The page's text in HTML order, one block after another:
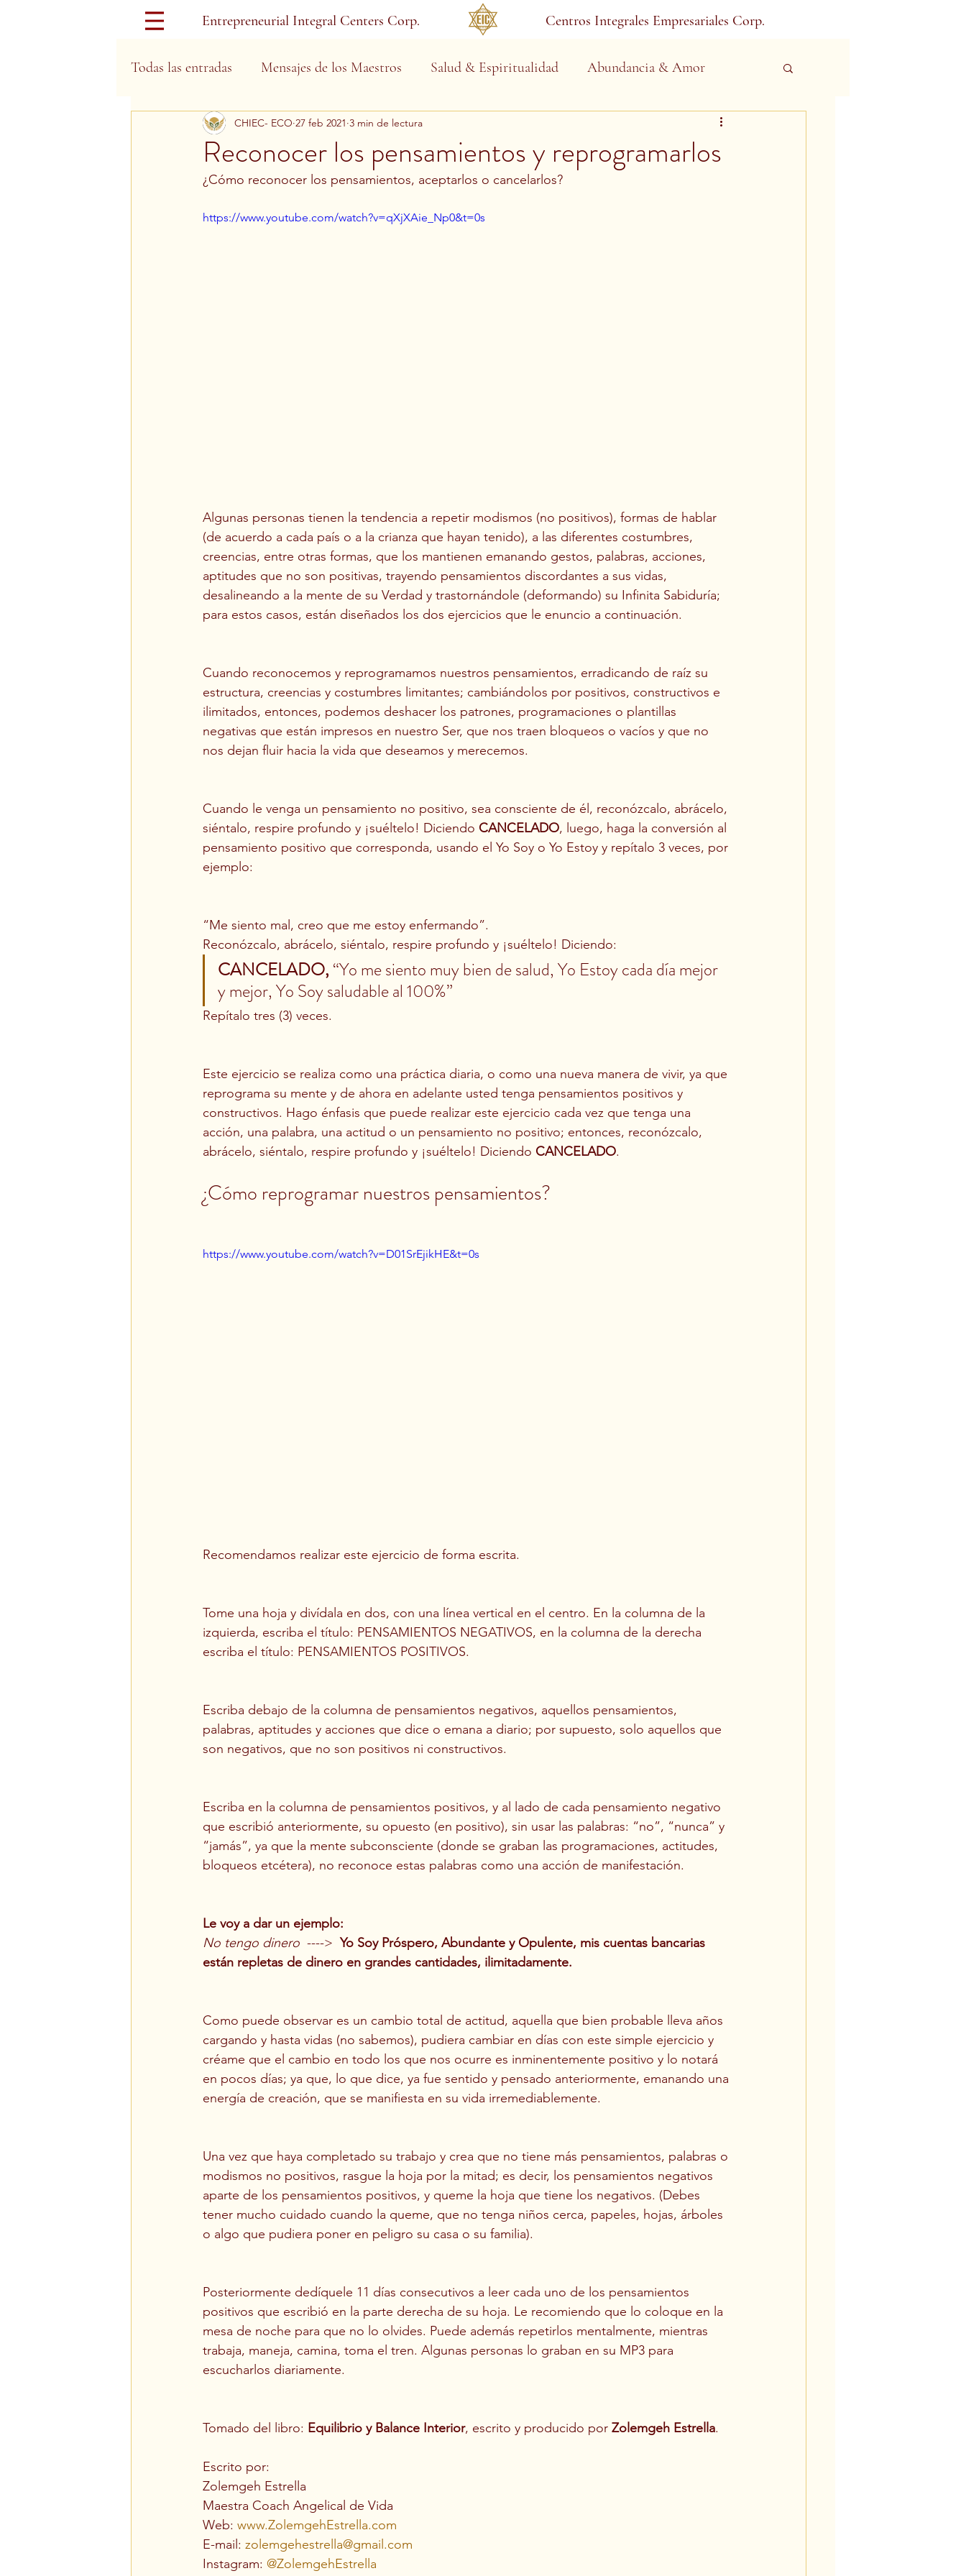
Entrepreneurial Integral Centers Corp. Centros Integrales Empresariales Corp.
Todas las entradas Mensajes de los Maestros Salud & Espiritualidad Abundancia & Amor
Días Festivos
Reconocer los pensamientos y reprogramarlos
CHIEC- ECO 27 feb 2021 3 min de lectura
­¿Cómo reconocer los pensamientos, aceptarlos o cancelarlos?
https://www.youtube.com/watch?v=qXjXAie_Np0&t=0s
Algunas personas tienen la tendencia a repetir modismos (no positivos), formas de hablar
(de acuerdo a cada país o a la crianza que hayan tenido), a las diferentes costumbres,
creencias, entre otras formas, que los mantienen emanando gestos, palabras, acciones,
aptitudes que no son positivas, trayendo pensamientos discordantes a sus vidas,
desalineando a la mente de su Verdad y trastornándole (deformando) su Infinita Sabiduría;
para estos casos, están diseñados los dos ejercicios que le enuncio a continuación.
Cuando reconocemos y reprogramamos nuestros pensamientos, erradicando de raíz su
estructura, creencias y costumbres limitantes; cambiándolos por positivos, constructivos e
ilimitados, entonces, podemos deshacer los patrones, programaciones o plantillas
negativas que están impresos en nuestro Ser, que nos traen bloqueos o vacíos y que no
nos dejan fluir hacia la vida que deseamos y merecemos.
Cuando le venga un pensamiento no positivo, sea consciente de él, reconózcalo, abrácelo,
siéntalo, respire profundo y ¡suéltelo! Diciendo CANCELADO, luego, haga la conversión al
pensamiento positivo que corresponda, usando el Yo Soy o Yo Estoy y repítalo 3 veces, por
ejemplo:
“Me siento mal, creo que me estoy enfermando”.
Reconózcalo, abrácelo, siéntalo, respire profundo y ¡suéltelo! Diciendo:
CANCELADO, “Yo me siento muy bien de salud, Yo Estoy cada día mejor
y mejor, Yo Soy saludable al 100%”
Repítalo tres (3) veces.
Este ejercicio se realiza como una práctica diaria, o como una nueva manera de vivir, ya que
reprograma su mente y de ahora en adelante usted tenga pensamientos positivos y
constructivos. Hago énfasis que puede realizar este ejercicio cada vez que tenga una
acción, una palabra, una actitud o un pensamiento no positivo; entonces, reconózcalo,
abrácelo, siéntalo, respire profundo y ¡suéltelo! Diciendo CANCELADO.
¿Cómo reprogramar nuestros pensamientos?
https://www.youtube.com/watch?v=D01SrEjikHE&t=0s
Recomendamos realizar este ejercicio de forma escrita.
Tome una hoja y divídala en dos, con una línea vertical en el centro. En la columna de la
izquierda, escriba el título: PENSAMIENTOS NEGATIVOS, en la columna de la derecha
escriba el título: PENSAMIENTOS POSITIVOS.
Escriba debajo de la columna de pensamientos negativos, aquellos pensamientos,
palabras, aptitudes y acciones que dice o emana a diario; por supuesto, solo aquellos que
son negativos, que no son positivos ni constructivos.
Escriba en la columna de pensamientos positivos, y al lado de cada pensamiento negativo
que escribió anteriormente, su opuesto (en positivo), sin usar las palabras: “no”, “nunca” y
“jamás”, ya que la mente subconsciente (donde se graban las programaciones, actitudes,
bloqueos etcétera), no reconoce estas palabras como una acción de manifestación.
Le voy a dar un ejemplo:
No tengo dinero
  ---->
Yo Soy Próspero, Abundante y Opulente, mis cuentas bancarias
están repletas de dinero en grandes cantidades, ilimitadamente.
Como puede observar es un cambio total de actitud, aquella que bien probable lleva años
cargando y hasta vidas (no sabemos), pudiera cambiar en días con este simple ejercicio y
créame que el cambio en todo los que nos ocurre es inminentemente positivo y lo notará
en pocos días; ya que, lo que dice, ya fue sentido y pensado anteriormente, emanando una
energía de creación, que se manifiesta en su vida irremediablemente.
Una vez que haya completado su trabajo y crea que no tiene más pensamientos, palabras o
modismos no positivos, rasgue la hoja por la mitad; es decir, los pensamientos negativos
aparte de los pensamientos positivos, y queme la hoja que tiene los negativos. (Debes
tener mucho cuidado cuando la queme, que no tenga niños cerca, papeles, hojas, árboles
o algo que pudiera poner en peligro su casa o su familia).
Posteriormente dedíquele 11 días consecutivos a leer cada uno de los pensamientos
positivos que escribió en la parte derecha de su hoja. Le recomiendo que lo coloque en la
mesa de noche para que no lo olvides. Puede además repetirlos mentalmente, mientras
trabaja, maneja, camina, toma el tren. Algunas personas lo graban en su MP3 para
escucharlos diariamente.
Tomado del libro: Equilibrio y Balance Interior, escrito y producido por Zolemgeh Estrella.
Escrito por:
Zolemgeh Estrella
Maestra Coach Angelical de Vida
Web: www.ZolemgehEstrella.com
E-mail: zolemgehestrella@gmail.com
Instagram: @ZolemgehEstrella